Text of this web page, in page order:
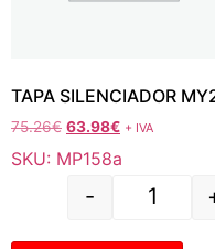
TAPA SILENCIADOR
75.26€ 63.98€ + IVA
SKU: MP158a
-